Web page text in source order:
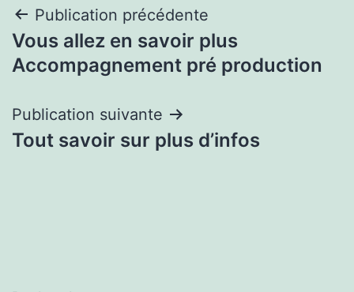
Navigation
de
Publication précédente
Vous allez en savoir plus
Accompagnement pré production
Publication suivante
Tout savoir sur plus d’infos